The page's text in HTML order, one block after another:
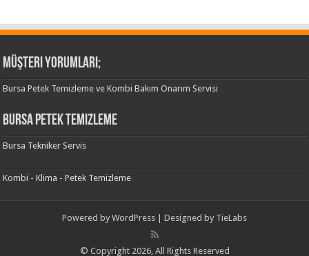
Müşteri Yorumları;
Bursa Petek Temizleme ve Kombi Bakım Onarım Servisi
Bursa Petek Temizleme
Bursa Tekniker Servis
Kombi - Klima - Petek Temizleme
Powered by WordPress | Designed by TieLabs
© Copyright 2026, All Rights Reserved